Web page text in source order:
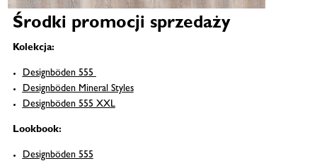
Środki promocji sprzedaży
Kolekcja:
Designböden 555
Designböden Mineral Styles
Designböden 555 XXL
Lookbook:
Designböden 555